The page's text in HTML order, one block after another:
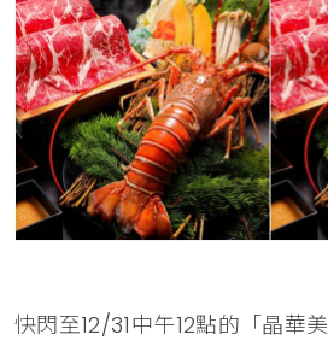
快閃至12/31中午12點的「晶華